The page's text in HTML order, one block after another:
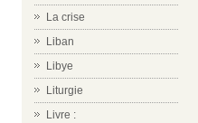
La crise
Liban
Libye
Liturgie
Livre :